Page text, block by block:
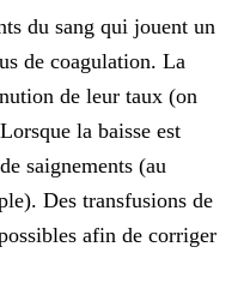
du sang qui jouent un
de coagulation. La
de leur taux (on
la baisse est
saignements (au
Des transfusions de
afin de corriger